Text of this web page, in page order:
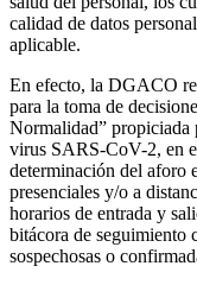
calidad de datos
aplicable.
En efecto, la DGACO
para la toma de
Normalidad” propiciada
virus SARS-CoV-2, en
determinación del aforo
presenciales y/o a
horarios de entrada y
bitácora de seguimiento
sospechosas o